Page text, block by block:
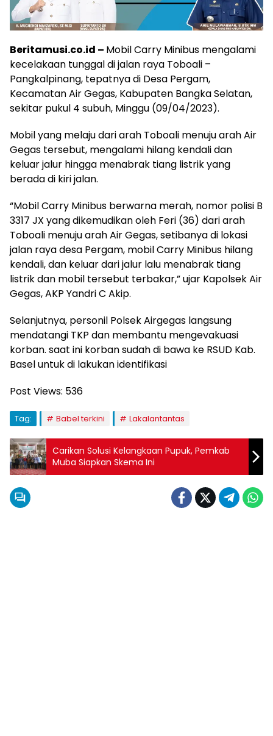
Beritamusi.co.id – Mobil Carry Minibus mengalami
kecelakaan tunggal di jalan raya Toboali –
Pangkalpinang, tepatnya di Desa Pergam,
Kecamatan Air Gegas, Kabupaten Bangka Selatan,
sekitar pukul 4 subuh, Minggu (09/04/2023).
Mobil yang melaju dari arah Toboali menuju arah Air
Gegas tersebut, mengalami hilang kendali dan
keluar jalur hingga menabrak tiang listrik yang
berada di kiri jalan.
“Mobil Carry Minibus berwarna merah, nomor polisi B
3317 JX yang dikemudikan oleh Feri (36) dari arah
Toboali menuju arah Air Gegas, setibanya di lokasi
jalan raya desa Pergam, mobil Carry Minibus hilang
kendali, dan keluar dari jalur lalu menabrak tiang
listrik dan mobil tersebut terbakar,” ujar Kapolsek Air
Gegas, AKP Yandri C Akip.
Selanjutnya, personil Polsek Airgegas langsung
mendatangi TKP dan membantu mengevakuasi
korban. saat ini korban sudah di bawa ke RSUD Kab.
Basel untuk di lakukan identifikasi
Post Views: 536
Tag: Babel terkini Lakalantantas
Carikan Solusi Kelangkaan Pupuk, Pemkab
Muba Siapkan Skema Ini